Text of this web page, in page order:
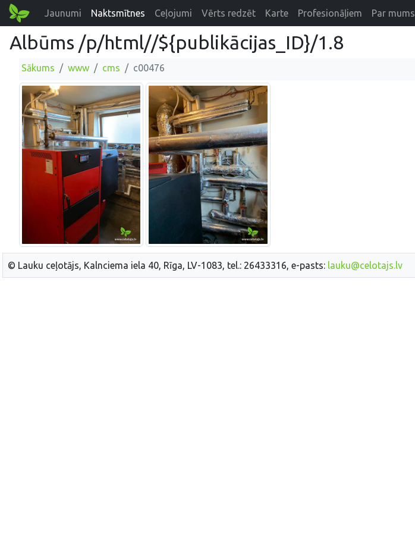
Jaunumi Naktsmītnes Ceļojumi Vērts redzēt Karte Profesionāļiem Par mums
Albūms /p/html//${publikācijas_ID}/1.8
Sākums www cms c00476
© Lauku ceļotājs, Kalnciema iela 40, Rīga, LV-1083, tel.: 26433316, e-pasts: lauku@celotajs.lv